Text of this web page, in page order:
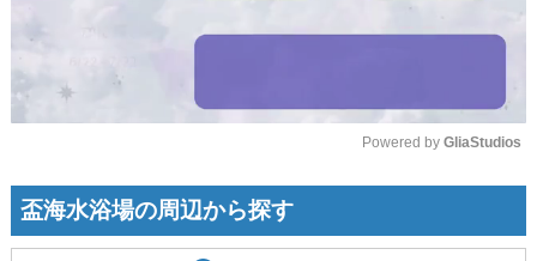
Mute
Powered by GliaStudios
盃海水浴場の周辺から探す